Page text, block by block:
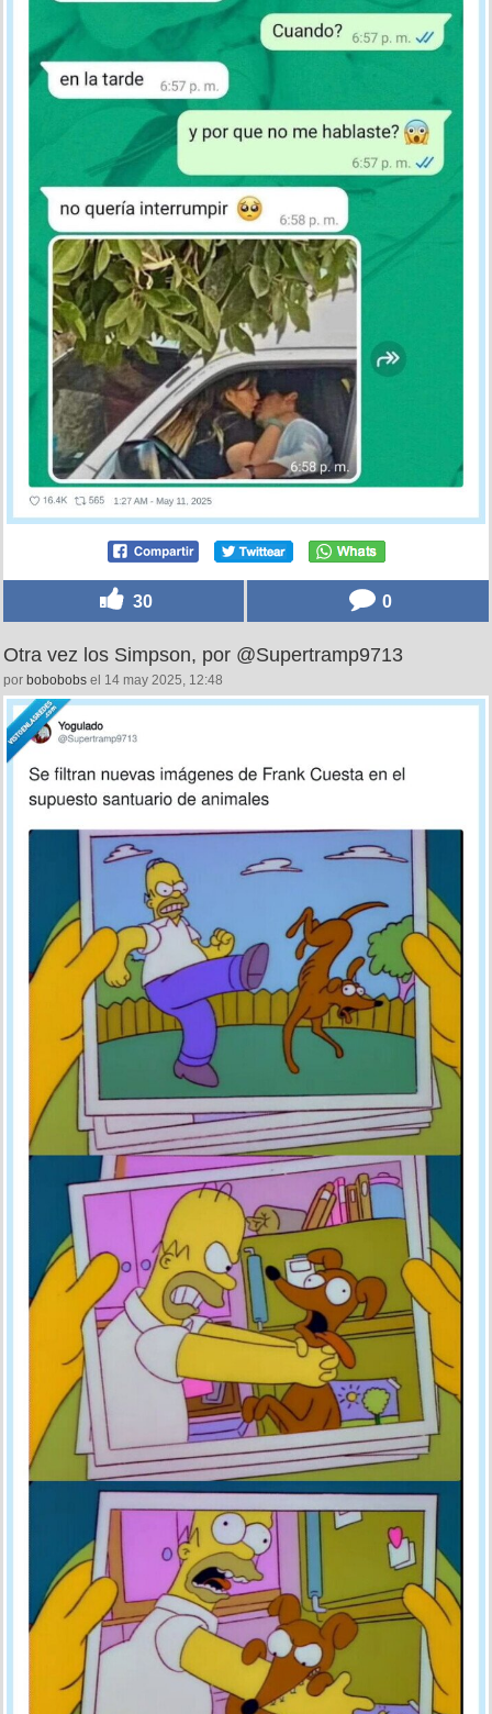
30 0
Otra vez los Simpson, por @Supertramp9713
por bobobobs el 14 may 2025, 12:48